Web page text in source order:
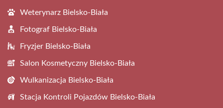
Weterynarz Bielsko-Biała
Fotograf Bielsko-Biała
Fryzjer Bielsko-Biała
Salon Kosmetyczny Bielsko-Biała
Wulkanizacja Bielsko-Biała
Stacja Kontroli Pojazdów Bielsko-Biała